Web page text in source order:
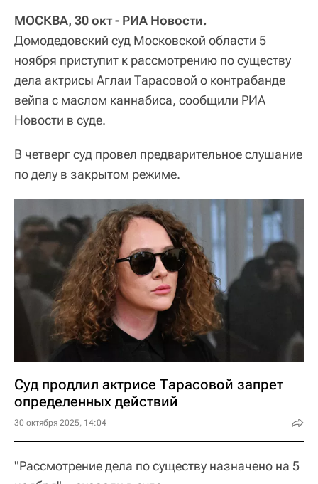
МОСКВА, 30 окт - РИА Новости.
Домодедовский суд Московской области 5
ноября приступит к рассмотрению по существу
дела актрисы Аглаи Тарасовой о контрабанде
вейпа с маслом каннабиса, сообщили РИА
Новости в суде.
В четверг суд провел предварительное слушание
по делу в закрытом режиме.
Суд продлил актрисе Тарасовой запрет
определенных действий
30 октября 2025, 14:04
"Рассмотрение дела по существу назначено на 5